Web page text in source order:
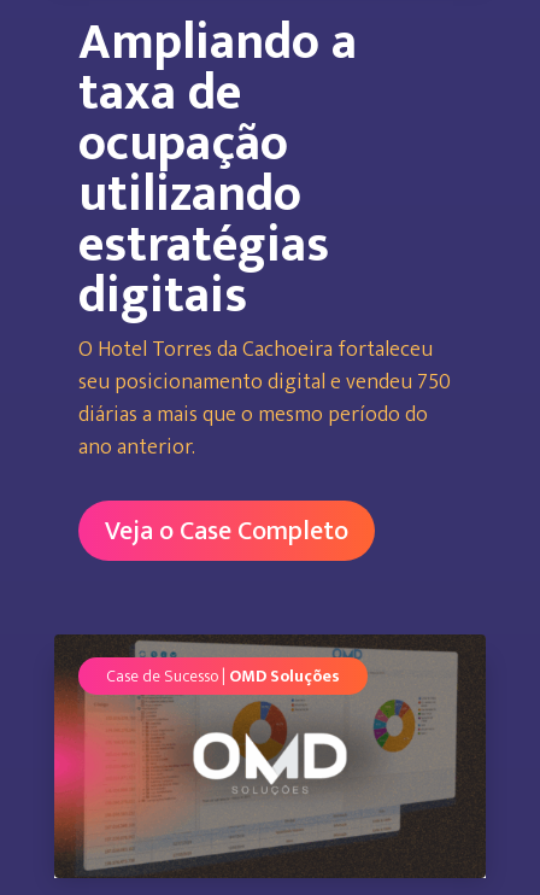
Ampliando a
taxa de
ocupação
utilizando
estratégias
digitais
O Hotel Torres da Cachoeira fortaleceu
seu posicionamento digital e vendeu 750
diárias a mais que o mesmo período do
ano anterior.
Veja o Case Completo
Case de Sucesso | OMD Soluções